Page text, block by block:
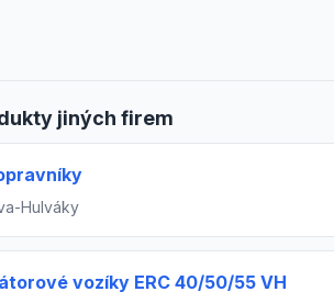
jiných firem
Hulváky
vozíky ERC 40/50/55 VH